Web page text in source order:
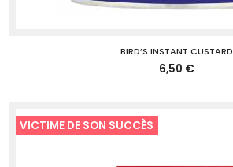
BIRD’S INSTANT CUSTARD
6,50 €
VICTIME DE SON SUCCÈS